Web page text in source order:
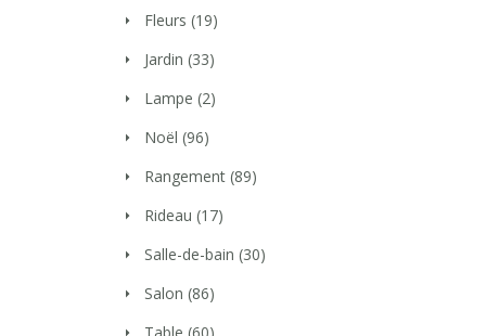
Fleurs (19)
Jardin (33)
Lampe (2)
Noël (96)
Rangement (89)
Rideau (17)
Salle-de-bain (30)
Salon (86)